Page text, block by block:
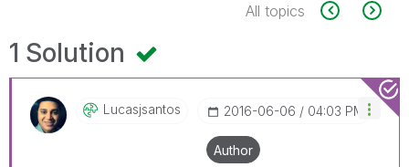
All topics
1 Solution
Lucasjsantos ‎2016-06-06 04:03 PM
Author